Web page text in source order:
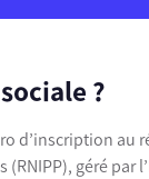
?
d’inscription au
géré par